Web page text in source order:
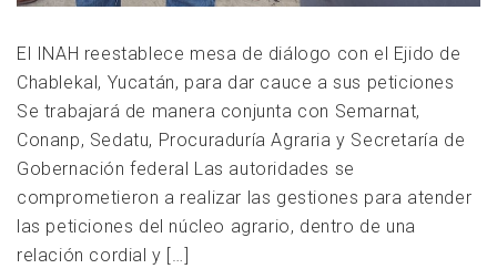
El INAH reestablece mesa de diálogo con el Ejido de
Chablekal, Yucatán, para dar cauce a sus peticiones
Se trabajará de manera conjunta con Semarnat,
Conanp, Sedatu, Procuraduría Agraria y Secretaría de
Gobernación federal Las autoridades se
comprometieron a realizar las gestiones para atender
las peticiones del núcleo agrario, dentro de una
relación cordial y […]